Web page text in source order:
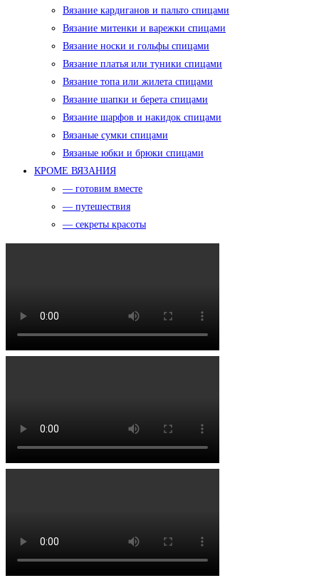
Вязание кардиганов и пальто спицами
Вязание митенки и варежки спицами
Вязание носки и гольфы спицами
Вязание платья или туники спицами
Вязание топа или жилета спицами
Вязание шапки и берета спицами
Вязание шарфов и накидок спицами
Вязаные сумки спицами
Вязаные юбки и брюки спицами
КРОМЕ ВЯЗАНИЯ
— готовим вместе
— путешествия
— секреты красоты